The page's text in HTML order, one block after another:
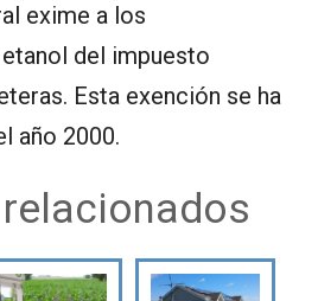
exime a los
del impuesto
Esta exención se ha
año 2000.